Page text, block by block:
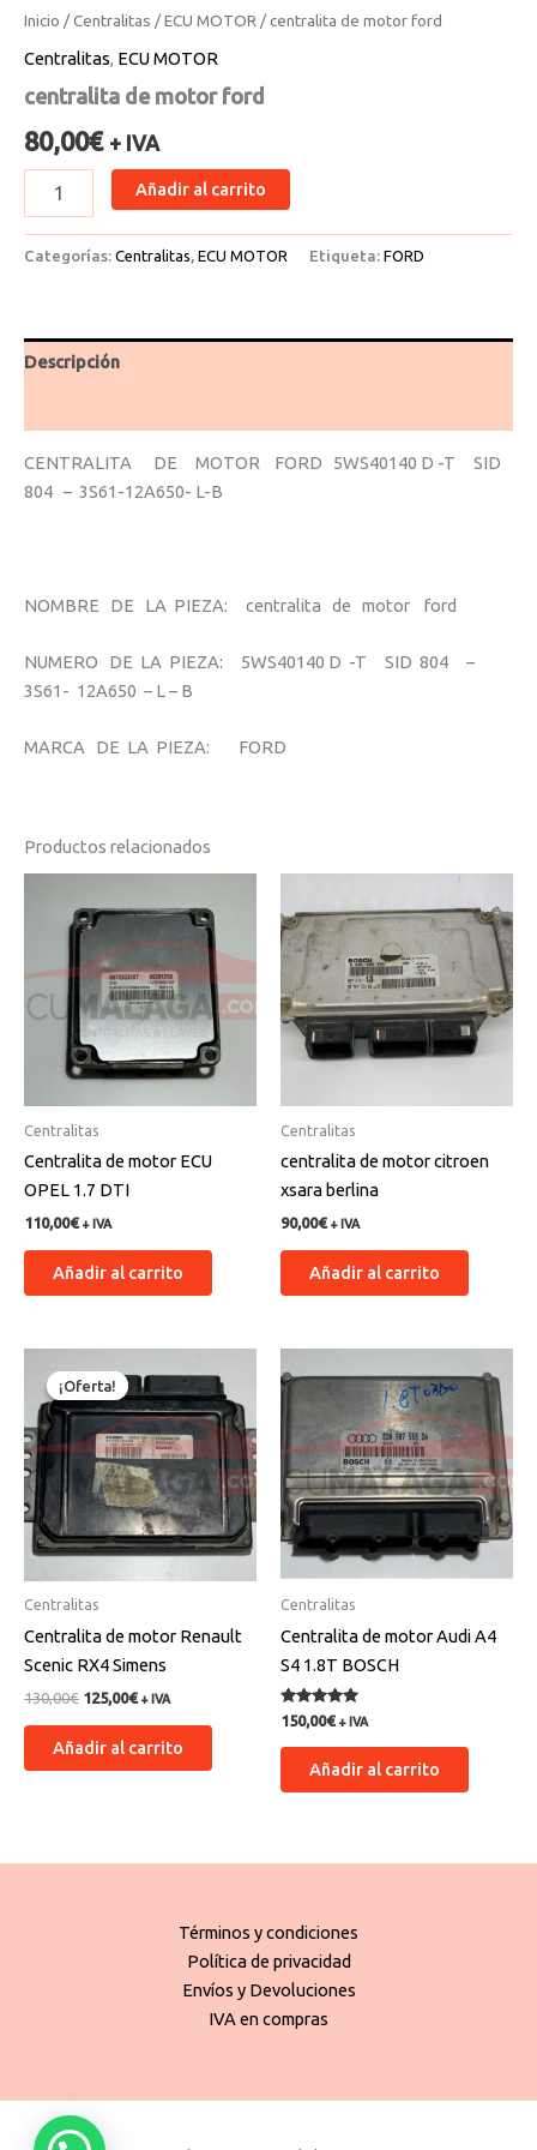
Inicio /Centralitas /ECU MOTOR/ centralita de motor ford
Centralitas, ECU MOTOR
centralita de motor ford
80,00€ + IVA
Añadir al carrito
Categorías: Centralitas, ECU MOTOR Etiqueta: FORD
Descripción
CENTRALITA DE MOTOR FORD 5WS40140 D -T SID
804 – 3S61-12A650- L-B
NOMBRE DE LA PIEZA: centralita de motor ford
NUMERO DE LA PIEZA: 5WS40140 D -T SID 804 –
3S61- 12A650 – L – B
MARCA DE LA PIEZA: FORD
Productos relacionados
Centralitas
Centralita de motor ECU
OPEL 1.7 DTI
110,00€ + IVA
Añadir al carrito
Centralitas
centralita de motor citroen
xsara berlina
90,00€ + IVA
Añadir al carrito
¡Oferta!
¡Oferta!
Centralitas
Centralita de motor Renault
Scenic RX4 Simens
130,00€
precio
original
era:
130,00€.
125,00€
precio
actual
es:
125,00€.
+ IVA
Añadir al carrito
Centralitas
Centralita de motor Audi A4
S4 1.8T BOSCH
Valorado
con
5.00
150,00€ + IVA
Añadir al carrito
Términos y condiciones
Política de privacidad
Envíos y Devoluciones
IVA en compras